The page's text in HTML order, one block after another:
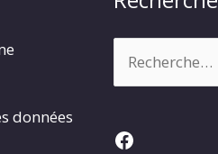
données
Facebook